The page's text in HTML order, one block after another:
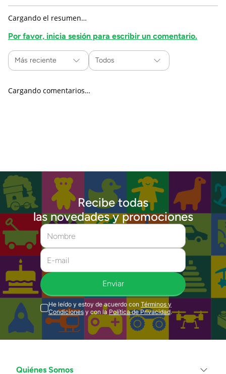
Cargando el resumen…
Por favor, inicia sesión para escribir un comentario.
Más reciente Todos
Cargando comentarios…
Recibe todas
las novedades y promociones
Enviar
He leído y estoy de acuerdo con Términos y
Condiciones y con la Política de Privacidad.
Quiénes Somos